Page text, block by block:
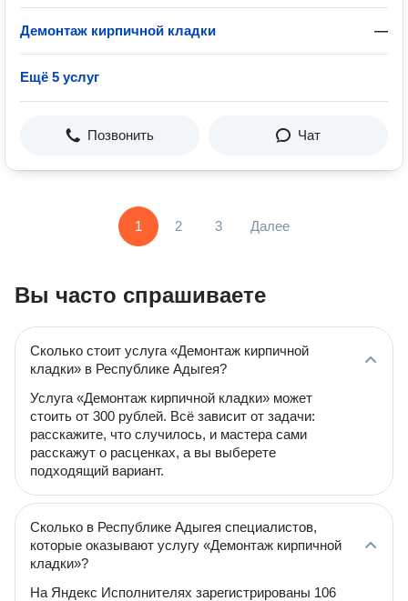
Демонтаж кирпичной кладки —
Ещё 5 услуг
Позвонить Чат
1 2 3 Далее
Вы часто спрашиваете
Сколько стоит услуга «Демонтаж кирпичной
кладки» в Республике Адыгея?
Услуга «Демонтаж кирпичной кладки» может
стоить от 300 рублей. Всё зависит от задачи:
расскажите, что случилось, и мастера сами
расскажут о расценках, а вы выберете
подходящий вариант.
Сколько в Республике Адыгея специалистов,
которые оказывают услугу «Демонтаж кирпичной
кладки»?
На Яндекс Исполнителях зарегистрированы 106